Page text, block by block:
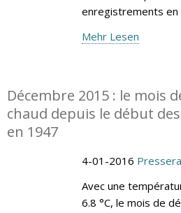
enregistrements en
Mehr Lesen
Décembre 2015 : le mois
chaud depuis le début
en 1947
4-01-2016
Avec une
6.8 °C, le mois de